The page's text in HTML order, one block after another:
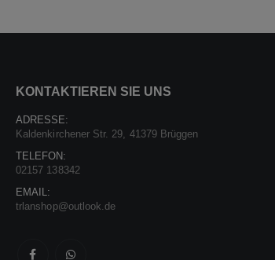
KONTAKTIEREN SIE UNS
ADRESSE:
Kaldenkirchener Str. 29, 41379 Brüggen
TELEFON:
02157 138342
EMAIL:
trlanshop@outlook.de